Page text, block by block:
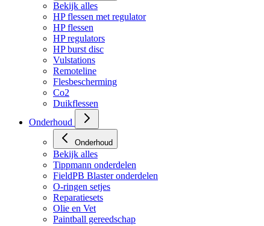
Bekijk alles
HP flessen met regulator
HP flessen
HP regulators
HP burst disc
Vulstations
Remoteline
Flesbescherming
Co2
Duikflessen
Onderhoud
Onderhoud
Bekijk alles
Tippmann onderdelen
FieldPB Blaster onderdelen
O-ringen setjes
Reparatiesets
Olie en Vet
Paintball gereedschap